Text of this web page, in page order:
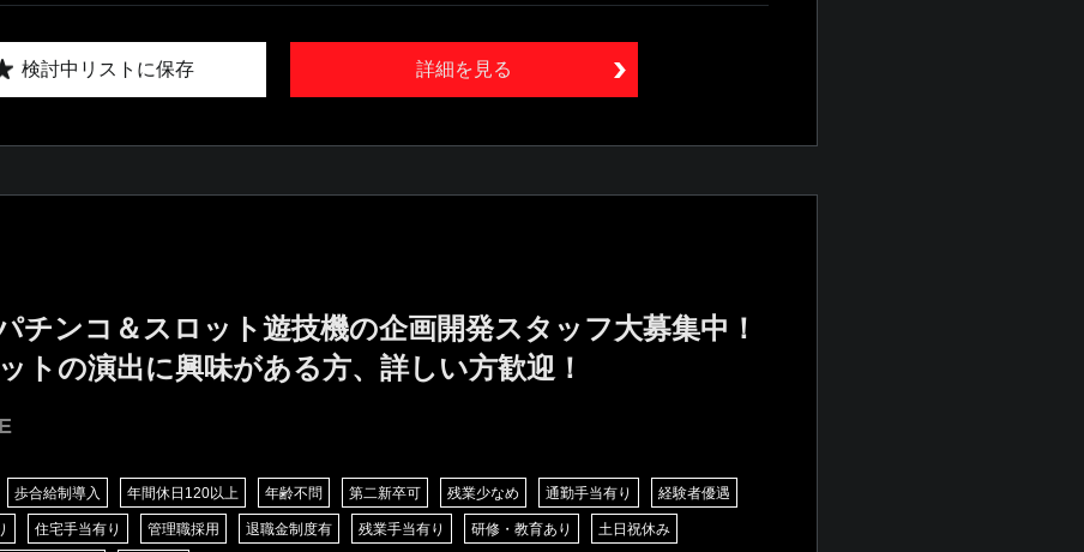
詳細を見る
検討中リストに保存
チンコ＆スロット遊技機の企画開発スタッフ大募集中！
トの演出に興味がある方、詳しい方歓迎！
歩合給制導入 年間休日120以上 年齢不問 第二新卒可 残業少なめ 通勤手当有り 経験者優遇
住宅手当有り 管理職採用 退職金制度有 残業手当有り 研修・教育あり 土日祝休み